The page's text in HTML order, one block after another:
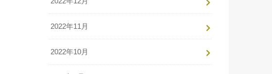
2022年11月
2022年10月